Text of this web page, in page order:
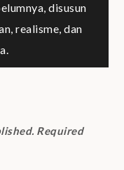
disusun
realisme, dan
Required